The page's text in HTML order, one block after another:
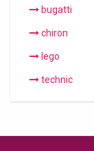
bugatti
chiron
lego
technic